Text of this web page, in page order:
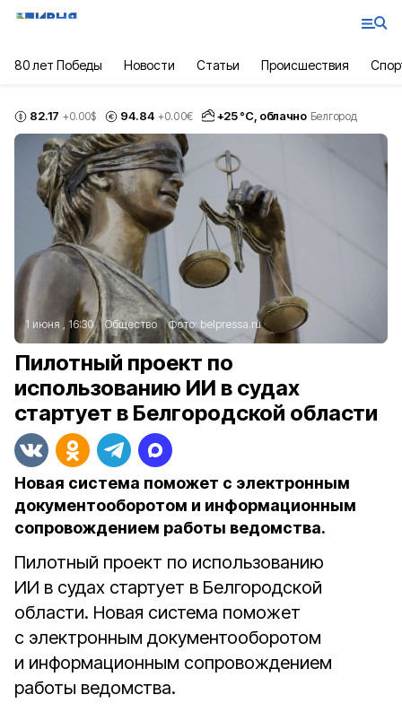
80 лет Победы Новости Статьи Происшествия
82.17 +0.00$ 94.84 +0.00€ +25°С, облачно Белгород
1 июня , 16:30 Общество Фото: belpressa.ru
Пилотный проект по
использованию ИИ в судах
стартует в Белгородской области
Новая система поможет с электронным
документооборотом и информационным
сопровождением работы ведомства.
Пилотный проект по использованию
ИИ в судах стартует в Белгородской
области. Новая система поможет
с электронным документооборотом
и информационным сопровождением
работы ведомства.